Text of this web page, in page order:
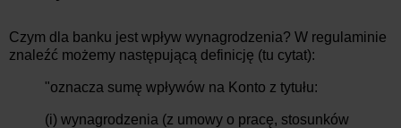
Czym dla banku jest wpływ wynagrodzenia? W regulaminie
znaleźć możemy następującą definicję (tu cytat):
"oznacza sumę wpływów na Konto z tytułu:
(i) wynagrodzenia (z umowy o pracę, stosunków